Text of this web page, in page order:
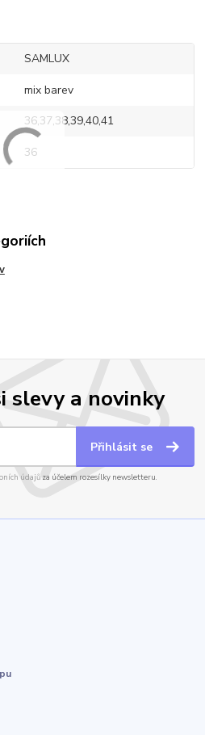
SAMLUX
mix barev
36,37,38,39,40,41
36
slevy a novinky
Přihlásit se
údajůza účelem rozesílky newsletteru.